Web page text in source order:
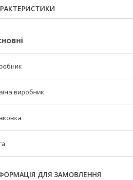
виробник
ДЛЯ ЗАМОВЛЕННЯ